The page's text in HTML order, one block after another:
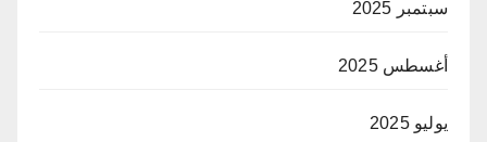
سبتمبر 2025
أغسطس 2025
يوليو 2025